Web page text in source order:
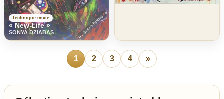
Technique mixte
« New Life »
SONYA DZIABAS
1 2 3 4 »